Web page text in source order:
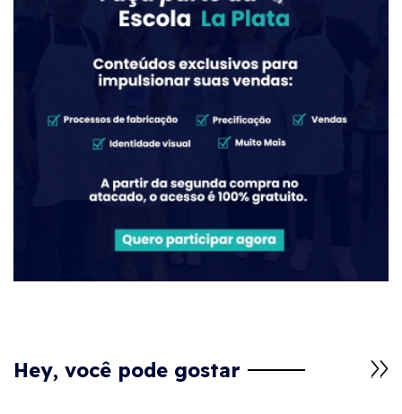
Hey, você pode gostar